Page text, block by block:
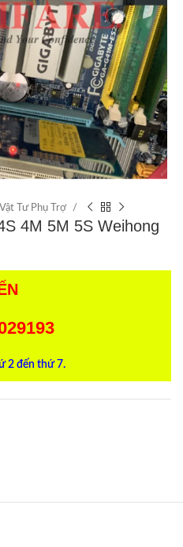
Vật Tư Phụ Trợ
4M 5M 5S Weihong
2 đến thứ 7.